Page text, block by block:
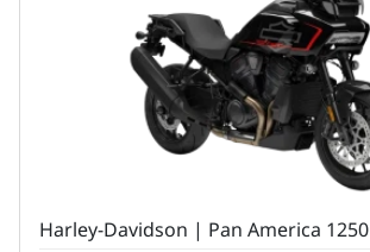
Harley-Davidson | Pan America 1250